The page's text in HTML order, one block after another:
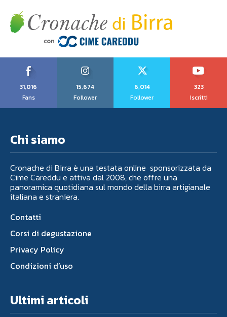
31,016
Fans
15,674
Follower
6,014
Follower
323
Iscritti
Chi siamo
Cronache di Birra è una testata online sponsorizzata da
Cime Careddu e attiva dal 2008, che offre una
panoramica quotidiana sul mondo della birra artigianale
italiana e straniera.
Contatti
Corsi di degustazione
Privacy Policy
Condizioni d’uso
Ultimi articoli